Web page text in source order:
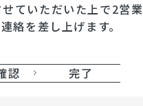
ていただいた上で2営業
絡を差し上げます。
認
完了